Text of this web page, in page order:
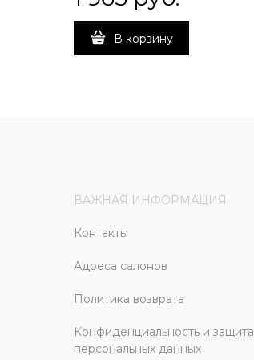
В корзину
ВАЖНАЯ ИНФОРМАЦИЯ
Контакты
Адреса салонов
Политика возврата
Конфиденциальность и защита
персональных данных